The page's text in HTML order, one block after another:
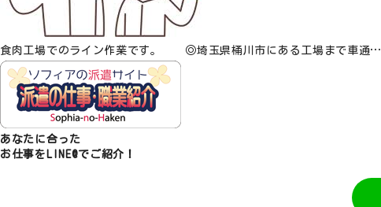
食肉工場でのライン作業です。 ◎埼玉県桶川市にある工場まで車通…
あなたに合った
お仕事をLINE@でご紹介！